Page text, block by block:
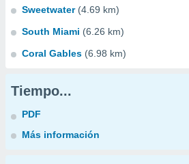
Sweetwater (4.69 km)
South Miami (6.26 km)
Coral Gables (6.98 km)
Tiempo...
PDF
Más información